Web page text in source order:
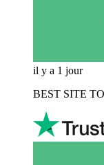
il y a 1 jour
BEST SITE